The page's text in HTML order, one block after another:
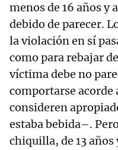
menos de 16 años y
debido de parecer.
la violación en sí
como para rebajar
víctima debe no
comportarse acorde
consideren
estaba bebida–.
chiquilla, de 13 años